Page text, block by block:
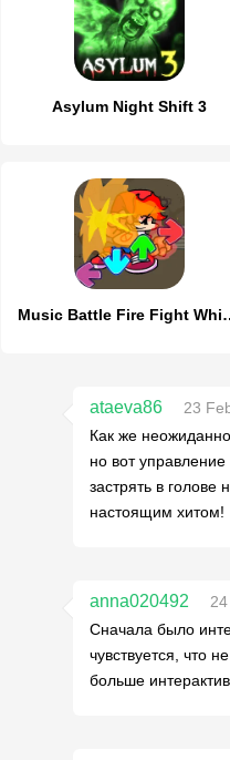
Asylum Night Shift 3
Music
ataeva86
23
Как же
но вот
застрять в
настоящим хитом!
anna020492
Сначала было
чувствуется, что
больше